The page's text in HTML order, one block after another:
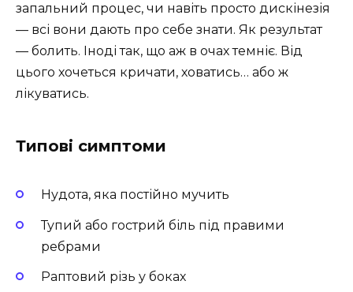
запальний процес, чи навіть просто дискінезія
— всі вони дають про себе знати. Як результат
— болить. Іноді так, що аж в очах темніє. Від
цього хочеться кричати, ховатись… або ж
лікуватись.
Типові симптоми
Нудота, яка постійно мучить
Тупий або гострий біль під правими
ребрами
Раптовий різь у боках